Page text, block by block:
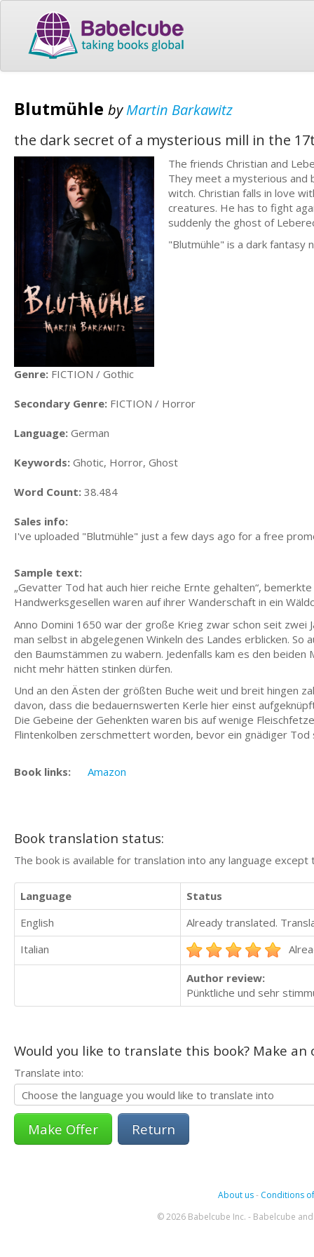
Blutmühle byMartin Barkawitz
the dark secret of a mysterious mill in the
The friends Christian and
They meet a mysterious and
witch. Christian falls in love
creatures. He has to fight
suddenly the ghost of
"Blutmühle" is a dark fantasy
Genre: FICTION / Gothic
Secondary Genre: FICTION / Horror
Language: German
Keywords: Ghotic, Horror, Ghost
Word Count: 38.484
Sales info:
I've uploaded "Blutmühle" just a few days ago for a free
Sample text:
„Gevatter Tod hat auch hier reiche Ernte gehalten“,
Handwerksgesellen waren auf ihrer Wanderschaft in ein
Anno Domini 1650 war der große Krieg zwar schon seit zwei
man selbst in abgelegenen Winkeln des Landes erblicken. So
den Baumstämmen zu wabern. Jedenfalls kam es den
nicht mehr hätten stinken dürfen.
Und an den Ästen der größten Buche weit und breit hingen
davon, dass die bedauernswerten Kerle hier einst
Die Gebeine der Gehenkten waren bis auf wenige
Flintenkolben zerschmettert worden, bevor ein gnädiger
Book links: Amazon
Book translation status:
The book is available for translation into any language
Language
Status
English
Already translated.
Italian
Author review:
Pünktliche und sehr
Would you like to translate this book? Make
Translate into:
Return
About us- Conditions
© 2026 Babelcube Inc. - Babelcube